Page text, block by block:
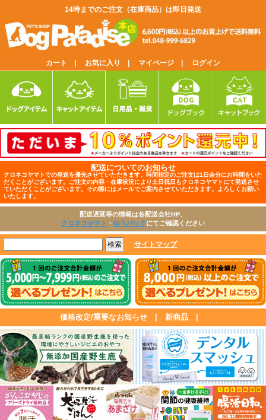
14時までのご注文（在庫商品）は即日発送
カート | お気に入り | マイページ | ログイン
配送についてのお知らせ
クロネコヤマトでの発送を優先させていただきます。時間指定のご注文は1日余分にお時間をいた
だくことがございます。ご注文の内容・在庫状況により土日祝日もクロネコヤマトにて発送させ
ていただくことがございます。その際にはメールでご案内させていただきます。よろしくお願い
いたします。
配送遅延等の情報は各配送会社HP、
クロネコヤマト ・ ゆうパックにてご確認ください
サイトマップ
価格改定/重要なお知らせ 新商品